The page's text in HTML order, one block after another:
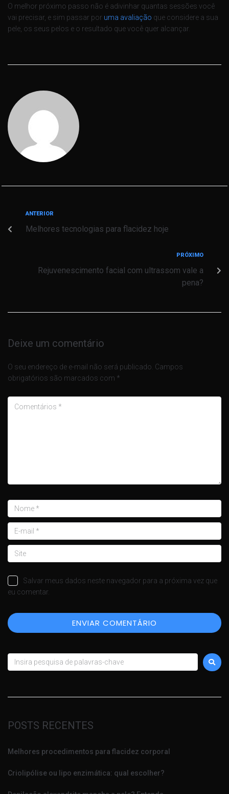
O melhor próximo passo não é adivinhar quantas sessões você
vai precisar, e sim passar por uma avaliação que considere a sua
pele, os seus pelos e o resultado que você quer alcançar.
ANTERIOR
Melhores tecnologias para flacidez hoje
PRÓXIMO
Rejuvenescimento facial com ultrassom vale a
pena?
Deixe um comentário
O seu endereço de e-mail não será publicado. Campos
obrigatórios são marcados com *
Salvar meus dados neste navegador para a próxima vez que
eu comentar.
POSTS RECENTES
Melhores procedimentos para flacidez corporal
Criolipólise ou lipo enzimática: qual escolher?